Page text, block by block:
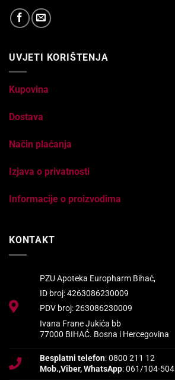
UVJETI KORIŠTENJA
Kupovina
Dostava
Način plaćanja
Izjava o privatnosti
Informacije o proizvodima
KONTAKT
PZU Apoteka Europharm Bihać,
ID broj: 4263086230009
PDV broj: 263086230009
Ivana Frane Jukića bb
77000 BIHAĆ. Bosna i Hercegovina
Besplatni telefon: 0800 211 12
Mob.,Viber, WhatsApp: 061/104-504